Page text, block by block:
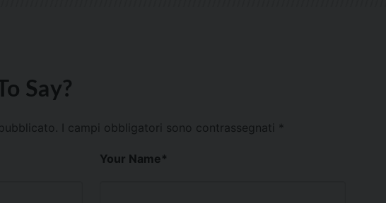
Say?
I campi obbligatori sono contrassegnati *
Your Name*